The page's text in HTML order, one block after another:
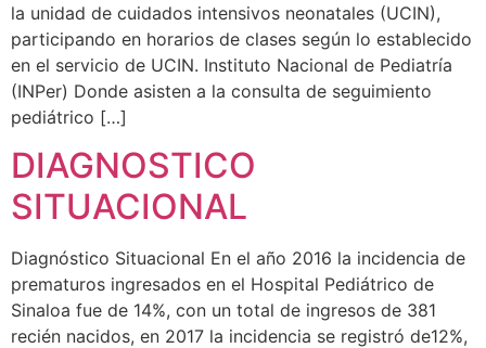
la unidad de cuidados intensivos neonatales (UCIN),
participando en horarios de clases según lo establecido
en el servicio de UCIN. Instituto Nacional de Pediatría
(INPer) Donde asisten a la consulta de seguimiento
pediátrico […]
DIAGNOSTICO
SITUACIONAL
Diagnóstico Situacional En el año 2016 la incidencia de
prematuros ingresados en el Hospital Pediátrico de
Sinaloa fue de 14%, con un total de ingresos de 381
recién nacidos, en 2017 la incidencia se registró de12%,